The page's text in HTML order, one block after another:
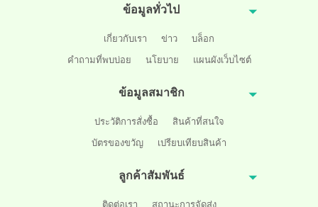
ข้อมูลทั่วไป
เกี่ยวกับเรา ข่าว
บล็อก
คำถามที่พบบ่อย
นโยบาย แผนผังเว็บไซต์
ข้อมูลสมาชิก
ประวัติการสั่งซื้อ
สินค้าที่สนใจ
บัตรของขวัญ
เปรียบเทียบสินค้า
ลูกค้าสัมพันธ์
ติดต่อเรา สถานะการจัดส่ง